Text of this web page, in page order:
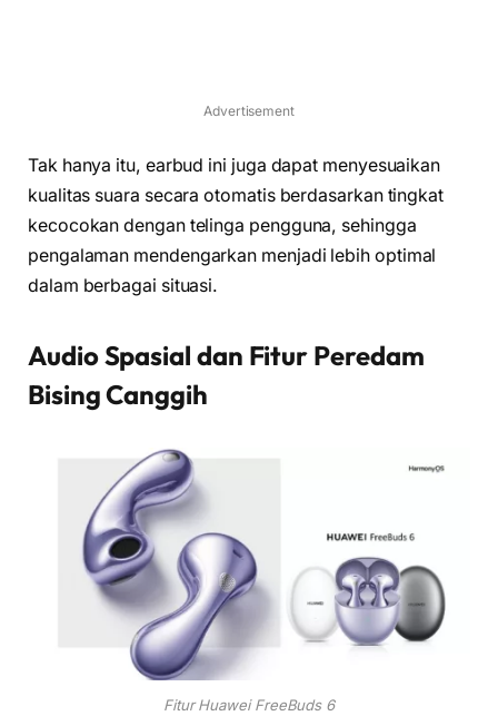
Advertisement
Tak hanya itu, earbud ini juga dapat menyesuaikan
kualitas suara secara otomatis berdasarkan tingkat
kecocokan dengan telinga pengguna, sehingga
pengalaman mendengarkan menjadi lebih optimal
dalam berbagai situasi.
Audio Spasial dan Fitur Peredam
Bising Canggih
Fitur Huawei FreeBuds 6